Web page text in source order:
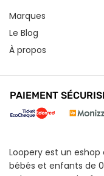
Marques
Le Blog
À propos
PAIEMENT
Loopery est un
bébés et enfants de 0